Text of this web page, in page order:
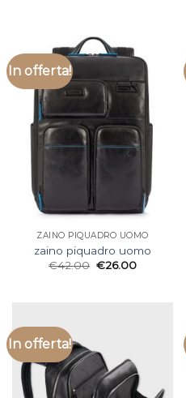
In offerta!
ZAINO PIQUADRO UOMO
zaino piquadro uomo
€42.00 €26.00
In offerta!